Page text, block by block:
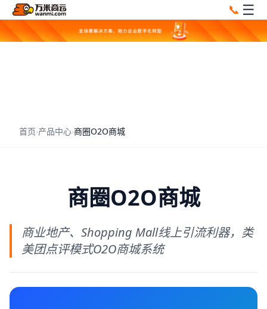
📞 ☰
首页›产品中心›商圈O2O商城
商圈O2O商城
商业地产、Shopping Mall线上引流利器，类
美团点评模式O2O商城系统